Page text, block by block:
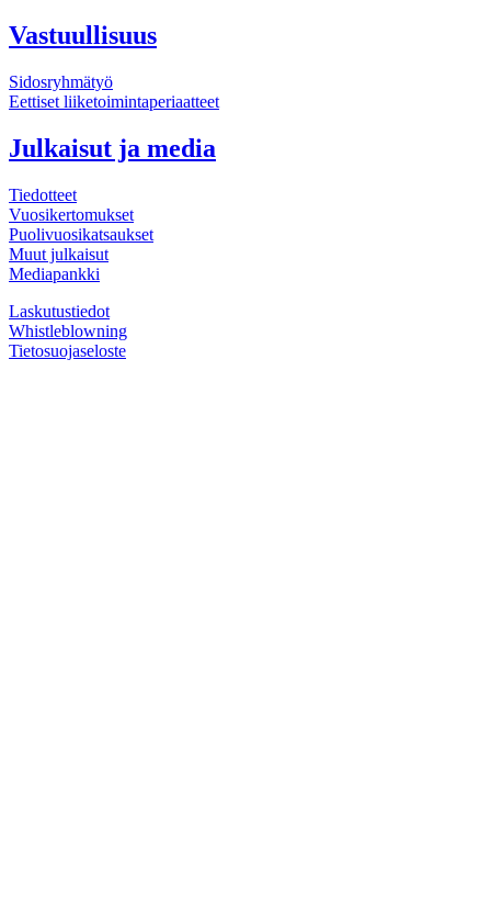
Vastuullisuus
Sidosryhmätyö
Eettiset liiketoiminta­periaatteet
Julkaisut ja media
Tiedotteet
Vuosi­kertomukset
Puolivuosi­katsaukset
Muut julkaisut
Mediapankki
Laskutustiedot
Whistleblowning
Tietosuojaseloste